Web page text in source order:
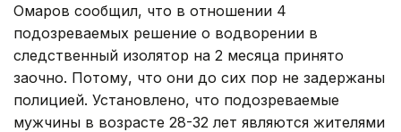
Омаров сообщил, что в отношении 4
подозреваемых решение о водворении в
следственный изолятор на 2 месяца принято
заочно. Потому, что они до сих пор не задержаны
полицией. Установлено, что подозреваемые
мужчины в возрасте 28-32 лет являются жителями